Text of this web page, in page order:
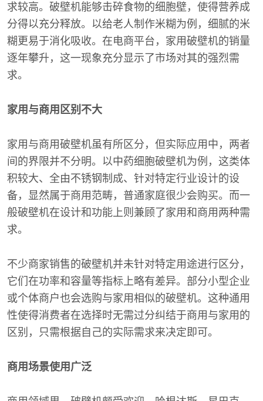
求较高。破壁机能够击碎食物的细胞壁，使得营养成
分得以充分释放。以给老人制作米糊为例，细腻的米
糊更易于消化吸收。在电商平台，家用破壁机的销量
逐年攀升，这一现象充分显示了市场对其的强烈需
求。
家用与商用区别不大
家用与商用破壁机虽有所区分，但实际应用中，两者
间的界限并不分明。以中药细胞破壁机为例，这类体
积较大、全由不锈钢制成、针对特定行业设计的设
备，显然属于商用范畴，普通家庭很少会购买。而一
般破壁机在设计和功能上则兼顾了家用和商用两种需
求。
不少商家销售的破壁机并未针对特定用途进行区分，
它们在功率和容量等指标上略有差异。部分小型企业
或个体商户也会选购与家用相似的破壁机。这种通用
性使得消费者在选择时无需过分纠结于商用与家用的
区别，只需根据自己的实际需求来决定即可。
商用场景使用广泛